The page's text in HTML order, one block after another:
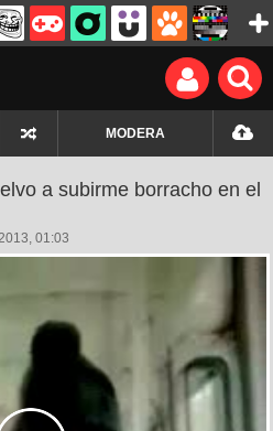
MODERA
a subirme borracho en el
01:03